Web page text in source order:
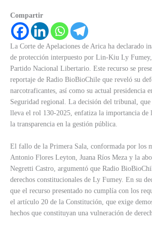
Compartir
La Corte de Apelaciones de Arica ha declarado
de protección interpuesto por Lin-Kiu Ly Fumey,
Partido Nacional Libertario. Este recurso se
reportaje de Radio BioBioChile que reveló su
narcotraficantes, así como su actual presidencia
Seguridad regional. La decisión del tribunal,
lleva el rol 130-2025, enfatiza la importancia de
la transparencia en la gestión pública.
El fallo de la Primera Sala, conformada por los
Antonio Flores Leyton, Juana Ríos Meza y la
Negretti Castro, argumentó que Radio
derechos constitucionales de Ly Fumey. En su
que el recurso presentado no cumplía con los
el artículo 20 de la Constitución, que exige
hechos que constituyan una vulneración de